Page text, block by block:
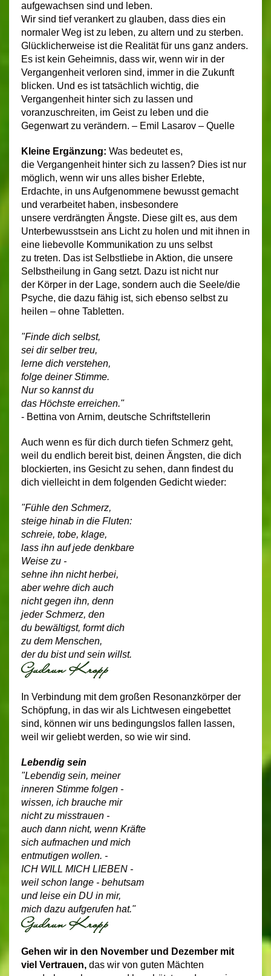
aufgewachsen sind und leben.
Wir sind tief verankert zu glauben, dass dies ein
normaler Weg ist zu leben, zu altern und zu sterben.
Glücklicherweise ist die Realität für uns ganz anders.
Es ist kein Geheimnis, dass wir, wenn wir in der
Vergangenheit verloren sind, immer in die Zukunft
blicken. Und es ist tatsächlich wichtig, die
Vergangenheit hinter sich zu lassen und
voranzuschreiten, im Geist zu leben und die
Gegenwart zu verändern. – Emil Lasarov – Quelle
Kleine Ergänzung: Was bedeutet es,
die Vergangenheit hinter sich zu lassen? Dies ist nur
möglich, wenn wir uns alles bisher Erlebte,
Erdachte, in uns Aufgenommene bewusst gemacht
und verarbeitet haben, insbesondere
unsere verdrängten Ängste. Diese gilt es, aus dem
Unterbewusstsein ans Licht zu holen und mit ihnen in
eine liebevolle Kommunikation zu uns selbst
zu treten. Das ist Selbstliebe in Aktion, die unsere
Selbstheilung in Gang setzt. Dazu ist nicht nur
der Körper in der Lage, sondern auch die Seele/die
Psyche, die dazu fähig ist, sich ebenso selbst zu
heilen – ohne Tabletten.
"Finde dich selbst,
sei dir selber treu,
lerne dich verstehen,
folge deiner Stimme.
Nur so kannst du
das Höchste erreichen."
- Bettina von Arnim, deutsche Schriftstellerin
Auch wenn es für dich durch tiefen Schmerz geht,
weil du endlich bereit bist, deinen Ängsten, die dich
blockierten, ins Gesicht zu sehen, dann findest du
dich vielleicht in dem folgenden Gedicht wieder:
"Fühle den Schmerz,
steige hinab in die Fluten:
schreie, tobe, klage,
lass ihn auf jede denkbare
Weise zu -
sehne ihn nicht herbei,
aber wehre dich auch
nicht gegen ihn, denn
jeder Schmerz, den
du bewältigst, formt dich
zu dem Menschen,
der du bist und sein willst.
In Verbindung mit dem großen Resonanzkörper der
Schöpfung, in das wir als Lichtwesen eingebettet
sind, können wir uns bedingungslos fallen lassen,
weil wir geliebt werden, so wie wir sind.
Lebendig sein
"Lebendig sein, meiner
inneren Stimme folgen -
wissen, ich brauche mir
nicht zu misstrauen -
auch dann nicht, wenn Kräfte
sich aufmachen und mich
entmutigen wollen. -
ICH WILL MICH LIEBEN -
weil schon lange - behutsam
und leise ein DU in mir,
mich dazu aufgerufen hat."
Gehen wir in den November und Dezember mit
viel Vertrauen, das wir von guten Mächten